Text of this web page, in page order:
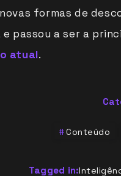
formas de
e passou a ser a
atual.
Conteúdo
Tagged in: